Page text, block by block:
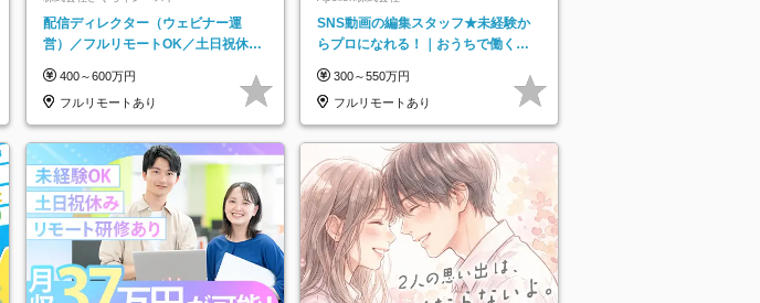
配信ディレクター（ウェビナー運
営）／フルリモートOK／土日祝休み
400～600万円
フルリモートあり
SNS動画の編集スタッフ★未経験か
らプロになれる！｜おうちで働くフ
300～550万円
フルリモートあり